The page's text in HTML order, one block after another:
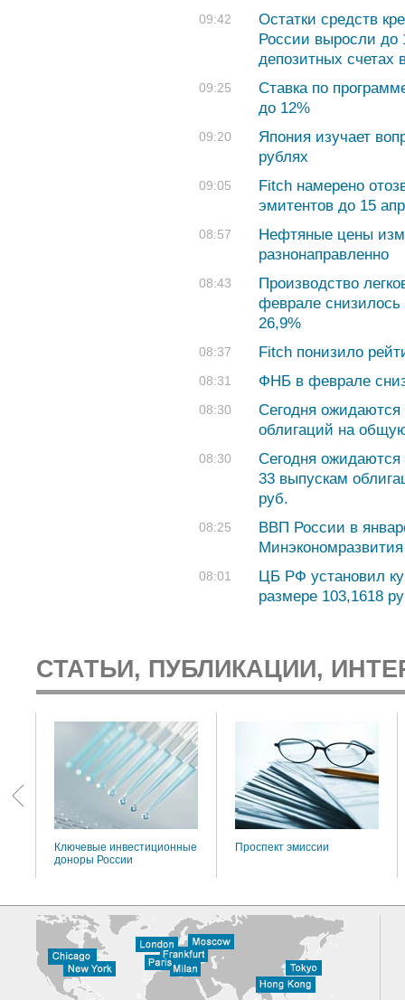
09:42
Остатки средств
России выросли до
депозитных счетах
09:25
Ставка по
до 12%
09:20
Япония изучает
рублях
09:05
Fitch намерено
эмитентов до 15
08:57
Нефтяные цены
разнонаправленно
08:43
Производство
феврале снизилось
26,9%
08:37 Fitch понизило
08:31 ФНБ в феврале
08:30
Сегодня
облигаций на
08:30
Сегодня
33 выпускам
руб.
08:25
ВВП России в
Минэкономразвития
08:01
ЦБ РФ установил
размере 103,1618
СТАТЬИ, ПУБЛИКАЦИИ,
Ключевые инвестиционные
доноры России
Проспект эмиссии